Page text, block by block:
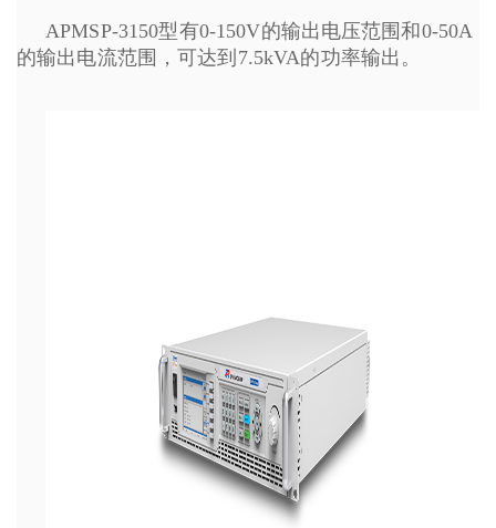
APMSP-3150型有0-150V的输出电压范围和0-50A
的输出电流范围，可达到7.5kVA的功率输出。